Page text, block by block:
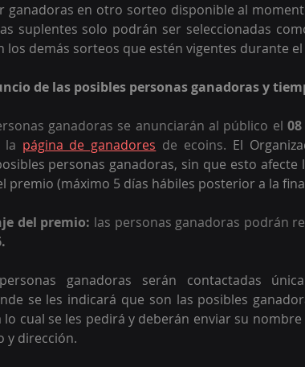
ganadoras en otro sorteo disponible al
suplentes solo podrán ser seleccionadas
los demás sorteos que estén vigentes durante
de las posibles personas ganadoras y
ganadoras se anunciarán al público el
la página de ganadores de ecoins. El
personas ganadoras, sin que esto
premio (máximo 5 días hábiles posterior a la
del premio: las personas ganadoras podrán
ganadoras serán contactadas
se les indicará que son las posibles
lo cual se les pedirá y deberán enviar su
y dirección.